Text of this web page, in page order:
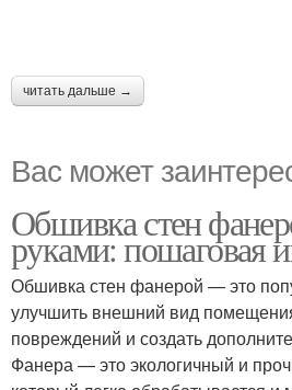
читать дальше →
Вас может
Обшивка стен
руками: пошаговая
Обшивка стен фанерой — это
улучшить внешний вид
повреждений и создать
Фанера — это экологичный и